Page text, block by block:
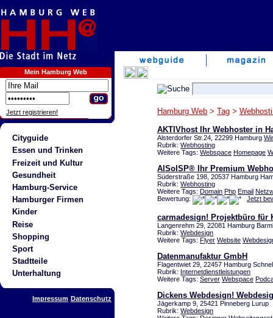
Mein Hamburg Web
Jetzt registrieren!
Cityguide
Essen und Trinken
Freizeit und Kultur
Gesundheit
Hamburg-Service
Hamburger Firmen
Kinder
Reise
Shopping
Sport
Stadtteile
Unterhaltung
Impressum Datenschutz
Hamburg Web > Tag >
AKTIVhost Ihr Webhoster in
Alsterdorfer Str.24, 22299 Hamburg
Rubrik: Webhosting
Weitere Tags: Webspace Homepage
AlSoISP® Ihr Premium
Süderstraße 198, 20537 Hamburg
Rubrik: Webhosting
Weitere Tags: Domain Php Email
Bewertung:
Jetzt
carmadesign! Projektbüro für
Langenrehm 29, 22081 Hamburg
Rubrik: Webdesign
Weitere Tags: Flyer Website
Datenmanufaktur GmbH
Flagentwiet 29, 22457 Hamburg
Rubrik: Internetdienstleistungen
Weitere Tags: Server Webspace
Dickens Webdesign!
Jägerkamp 9, 25421 Pinneberg Lurup
Rubrik: Webdesign